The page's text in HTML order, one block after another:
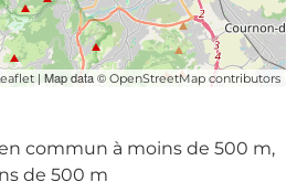
| Map data © OpenStreetMap contributors
commun à moins de 500 m,
de 500 m